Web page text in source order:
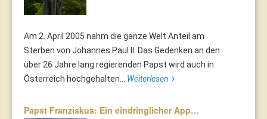
Am 2. April 2005 nahm die ganze Welt Anteil am
Sterben von Johannes Paul II. Das Gedenken an den
über 26 Jahre lang regierenden Papst wird auch in
Österreich hochgehalten... Weiterlesen
Papst Franziskus: Ein eindringlicher App…